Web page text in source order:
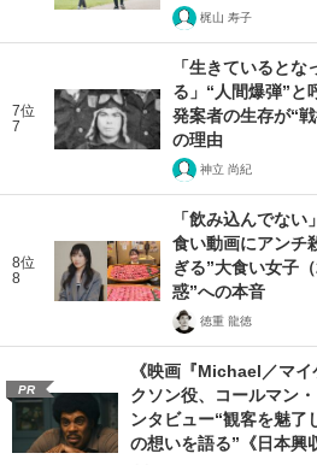
梶山 寿子
7位
7
「生きていると
る」“人間爆弾”と
発案者の生存が“
の理由
神立 尚紀
8位
8
「飲み込んでな
食い動画にアンチ
ぎる”大食い女子
惑”への本音
徳重 龍徳
PR
《映画『Michael／マ
クソン役、コールマン
ンタビュー“観客を魅了
の想いを語る”《日本興